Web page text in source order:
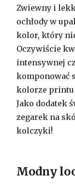
Zwiewny i
ochłody w
kolor, który
Oczywiście
intensywnej
komponować
kolorze printu
Jako dodatek
zegarek na
kolczyki!
Modny